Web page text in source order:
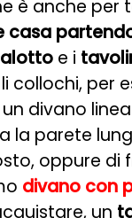
è anche per
casa
e i
collochi, per
divano
la parete
oppure di
divano con
un